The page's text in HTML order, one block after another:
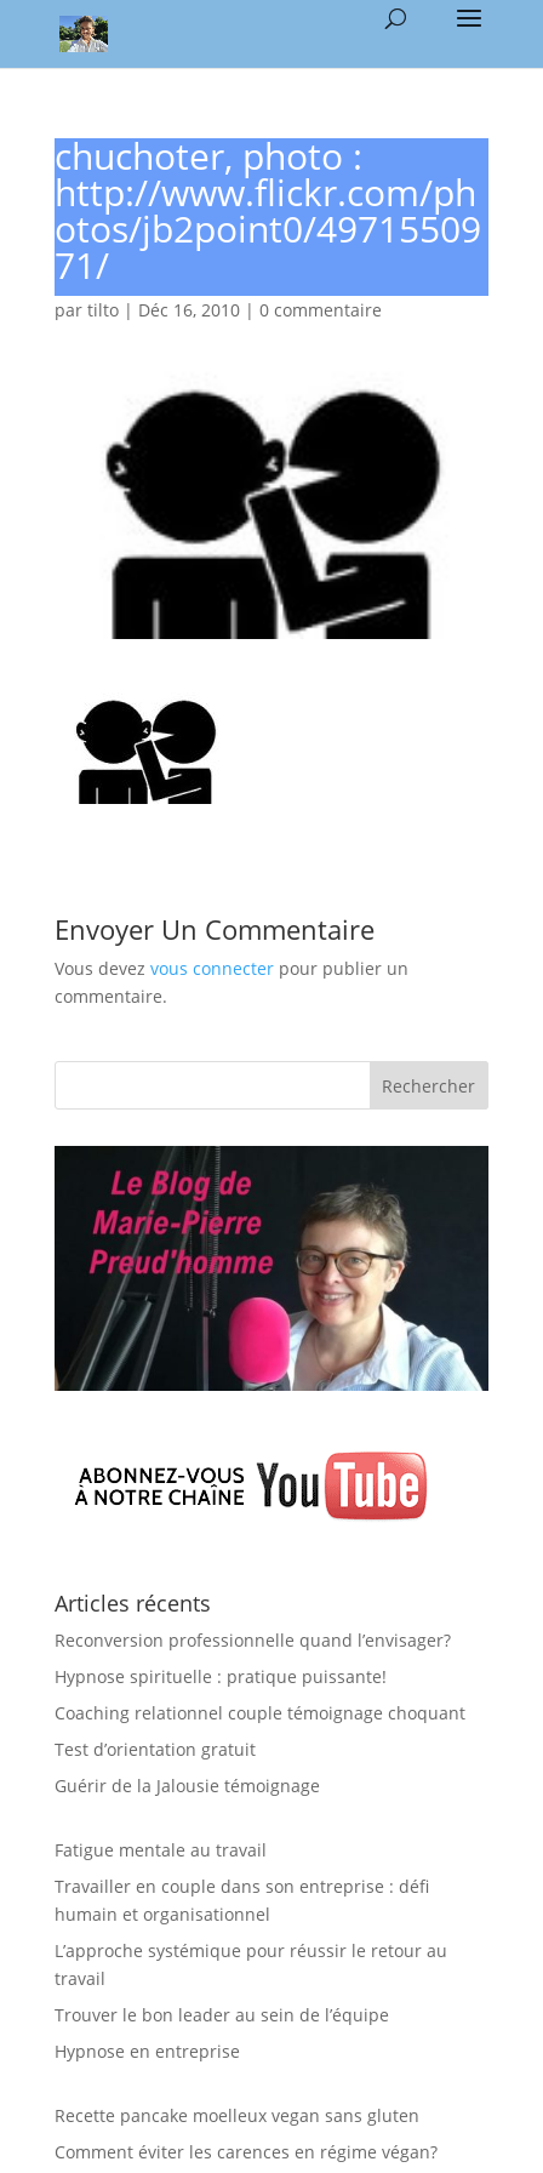
chuchoter, photo :
http://www.flickr.com/ph
otos/jb2point0/49715509
71/
par tilto| Déc 16, 2010| 0 commentaire
Envoyer Un Commentaire
Vous devez vous connecterpour publier un
commentaire.
Articles récents
Reconversion professionnelle quand l’envisager?
Hypnose spirituelle : pratique puissante!
Coaching relationnel couple témoignage choquant
Test d’orientation gratuit
Guérir de la Jalousie témoignage
Fatigue mentale au travail
Travailler en couple dans son entreprise : défi
humain et organisationnel
L’approche systémique pour réussir le retour au
travail
Trouver le bon leader au sein de l’équipe
Hypnose en entreprise
Recette pancake moelleux vegan sans gluten
Comment éviter les carences en régime végan?